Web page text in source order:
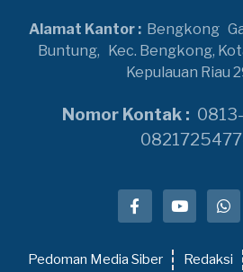
Alamat Kantor : Bengkong
Buntung, Kec. Bengkong,
Kepulauan Riau
Nomor Kontak :
Pedoman Media Siber Redaksi